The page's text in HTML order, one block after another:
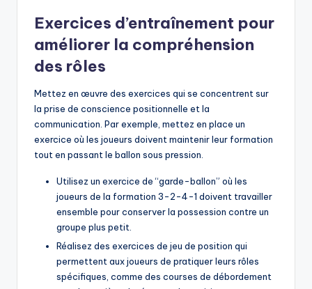
Exercices d’entraînement pour
améliorer la compréhension
des rôles
Mettez en œuvre des exercices qui se concentrent sur
la prise de conscience positionnelle et la
communication. Par exemple, mettez en place un
exercice où les joueurs doivent maintenir leur formation
tout en passant le ballon sous pression.
Utilisez un exercice de “garde-ballon” où les
joueurs de la formation 3-2-4-1 doivent travailler
ensemble pour conserver la possession contre un
groupe plus petit.
Réalisez des exercices de jeu de position qui
permettent aux joueurs de pratiquer leurs rôles
spécifiques, comme des courses de débordement